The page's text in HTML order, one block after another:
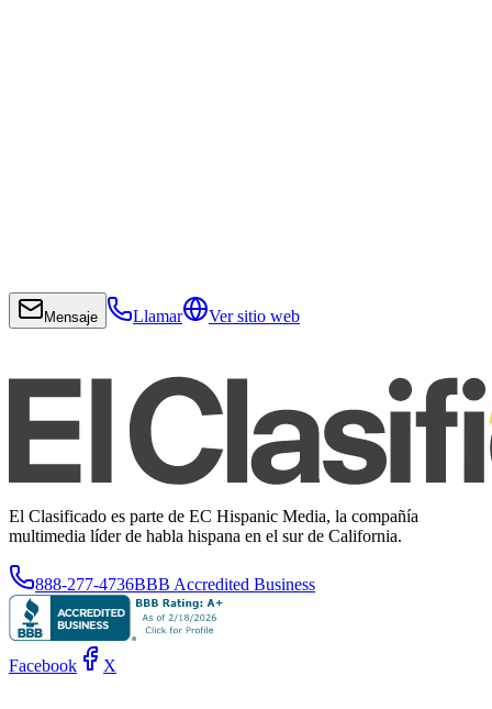
Mensaje Llamar Ver sitio web
El Clasificado es parte de EC Hispanic Media, la compañía
multimedia líder de habla hispana en el sur de California.
888-277-4736BBB Accredited Business
Facebook X